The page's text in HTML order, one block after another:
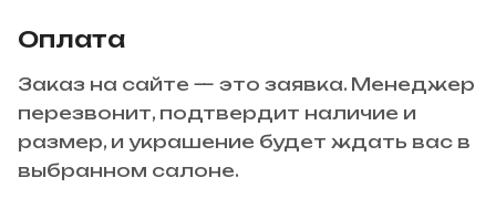
Оплата
Заказ на сайте — это заявка. Менеджер
перезвонит, подтвердит наличие и
размер, и украшение будет ждать вас в
выбранном салоне.